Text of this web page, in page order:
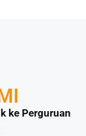
ke Perguruan